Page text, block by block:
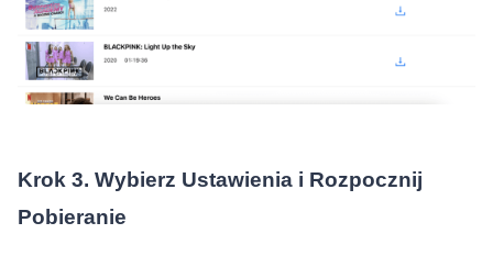
Krok 3. Wybierz Ustawienia i Rozpocznij
Pobieranie